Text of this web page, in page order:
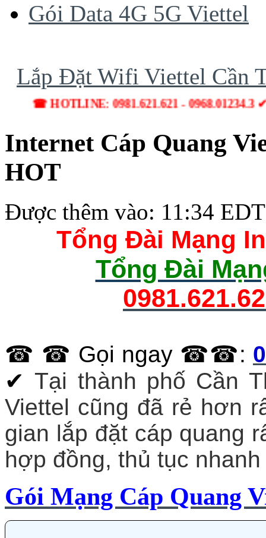
Gói Data 4G 5G Viettel
Lắp Đặt Wifi Viettel Cần
☎ HOTLINE: 0981.621.621 - 0968.01234.3 ✔
Internet Cáp Quang
HOT
Được thêm vào: 11:34
Tổng Đài Mạng
Tổng Đài
☎ ☎ Gọi ngay ☎☎:
✔Tại thành phố Cần
Viettel cũng đã rẻ hơn
gian lắp đặt cáp quang
hợp đồng, thủ tục
Gói Mạng Cáp Quang